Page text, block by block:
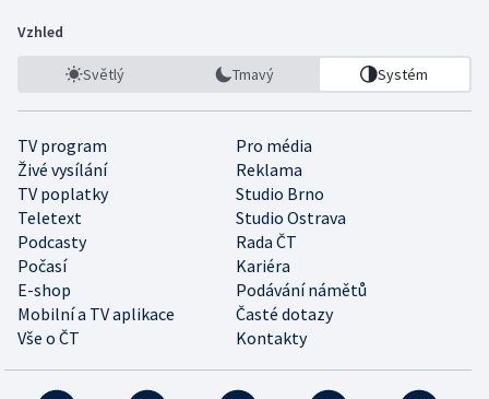
Vzhled
Světlý Tmavý Systém
TV program
Pro média
Živé vysílání
Reklama
TV poplatky
Studio Brno
Teletext
Studio Ostrava
Podcasty
Rada ČT
Počasí
Kariéra
E-shop
Podávání námětů
Mobilní a TV aplikace
Časté dotazy
Vše o ČT
Kontakty